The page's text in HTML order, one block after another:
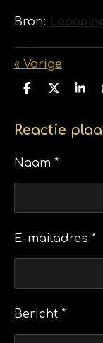
Bron:
« Vorige
D
e
D
l
S
r
Reactie
Naam *
E-mailadres *
Bericht *